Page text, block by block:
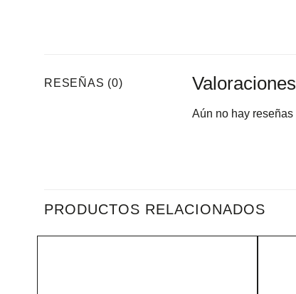
RESEÑAS (0) Valoraciones
Aún no hay reseñas
PRODUCTOS RELACIONADOS